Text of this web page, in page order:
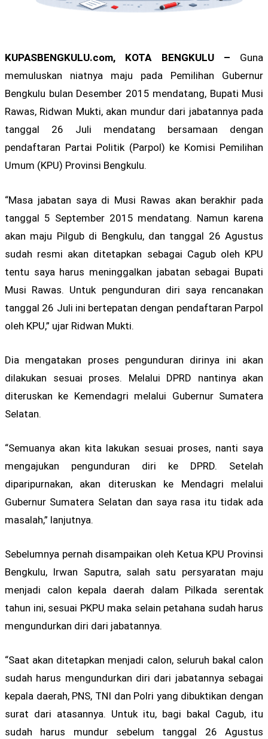
KUPASBENGKULU.com, KOTA BENGKULU – Guna
memuluskan niatnya maju pada Pemilihan Gubernur
Bengkulu bulan Desember 2015 mendatang, Bupati Musi
Rawas, Ridwan Mukti, akan mundur dari jabatannya pada
tanggal 26 Juli mendatang bersamaan dengan
pendaftaran Partai Politik (Parpol) ke Komisi Pemilihan
Umum (KPU) Provinsi Bengkulu.
“Masa jabatan saya di Musi Rawas akan berakhir pada
tanggal 5 September 2015 mendatang. Namun karena
akan maju Pilgub di Bengkulu, dan tanggal 26 Agustus
sudah resmi akan ditetapkan sebagai Cagub oleh KPU
tentu saya harus meninggalkan jabatan sebagai Bupati
Musi Rawas. Untuk pengunduran diri saya rencanakan
tanggal 26 Juli ini bertepatan dengan pendaftaran Parpol
oleh KPU,” ujar Ridwan Mukti.
Dia mengatakan proses pengunduran dirinya ini akan
dilakukan sesuai proses. Melalui DPRD nantinya akan
diteruskan ke Kemendagri melalui Gubernur Sumatera
Selatan.
“Semuanya akan kita lakukan sesuai proses, nanti saya
mengajukan pengunduran diri ke DPRD. Setelah
diparipurnakan, akan diteruskan ke Mendagri melalui
Gubernur Sumatera Selatan dan saya rasa itu tidak ada
masalah,” lanjutnya.
Sebelumnya pernah disampaikan oleh Ketua KPU Provinsi
Bengkulu, Irwan Saputra, salah satu persyaratan maju
menjadi calon kepala daerah dalam Pilkada serentak
tahun ini, sesuai PKPU maka selain petahana sudah harus
mengundurkan diri dari jabatannya.
“Saat akan ditetapkan menjadi calon, seluruh bakal calon
sudah harus mengundurkan diri dari jabatannya sebagai
kepala daerah, PNS, TNI dan Polri yang dibuktikan dengan
surat dari atasannya. Untuk itu, bagi bakal Cagub, itu
sudah harus mundur sebelum tanggal 26 Agustus